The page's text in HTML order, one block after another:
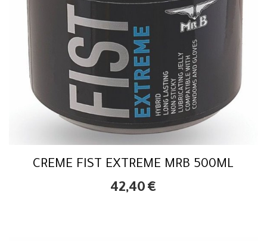
CREME FIST EXTREME MRB 500ML
42,40 €